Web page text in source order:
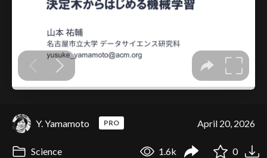
Y. Yamamoto PRO April 20, 2026
Science 1.6k 0